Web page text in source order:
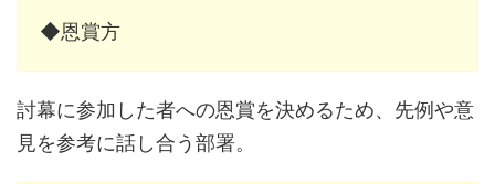
◆恩賞方
討幕に参加した者への恩賞を決めるため、先例や意
見を参考に話し合う部署。